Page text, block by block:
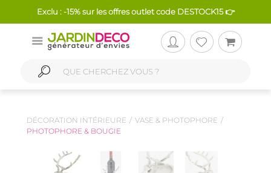
Exclu : -15% sur les offres outlet code DESTOCK15 👉
DÉCORATION INTÉRIEURE
VASE & PHOTOPHORE
PHOTOPHORE & BOUGIE